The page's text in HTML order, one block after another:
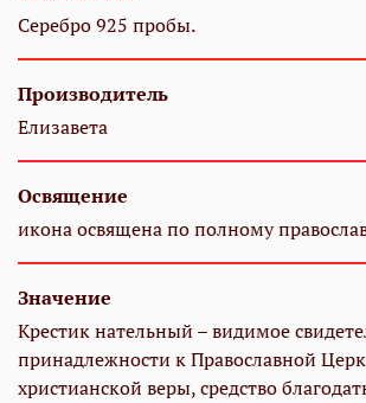
Серебро 925 пробы.
Производитель
Елизавета
Освящение
икона освящена по полному
Значение
Крестик нательный – видимое
принадлежности к Православной
христианской веры, средство